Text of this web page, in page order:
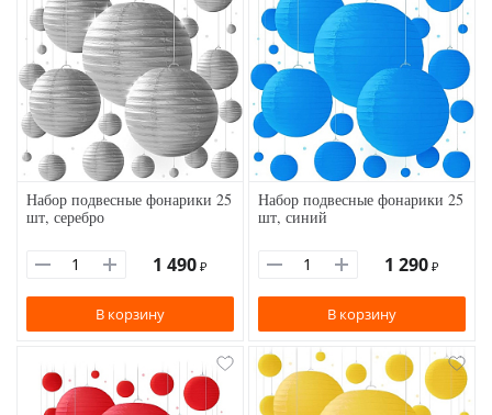
Набор подвесные фонарики 25
шт, серебро
1 490 ₽
В корзину
Набор подвесные фонарики 25
шт, синий
1 290 ₽
В корзину